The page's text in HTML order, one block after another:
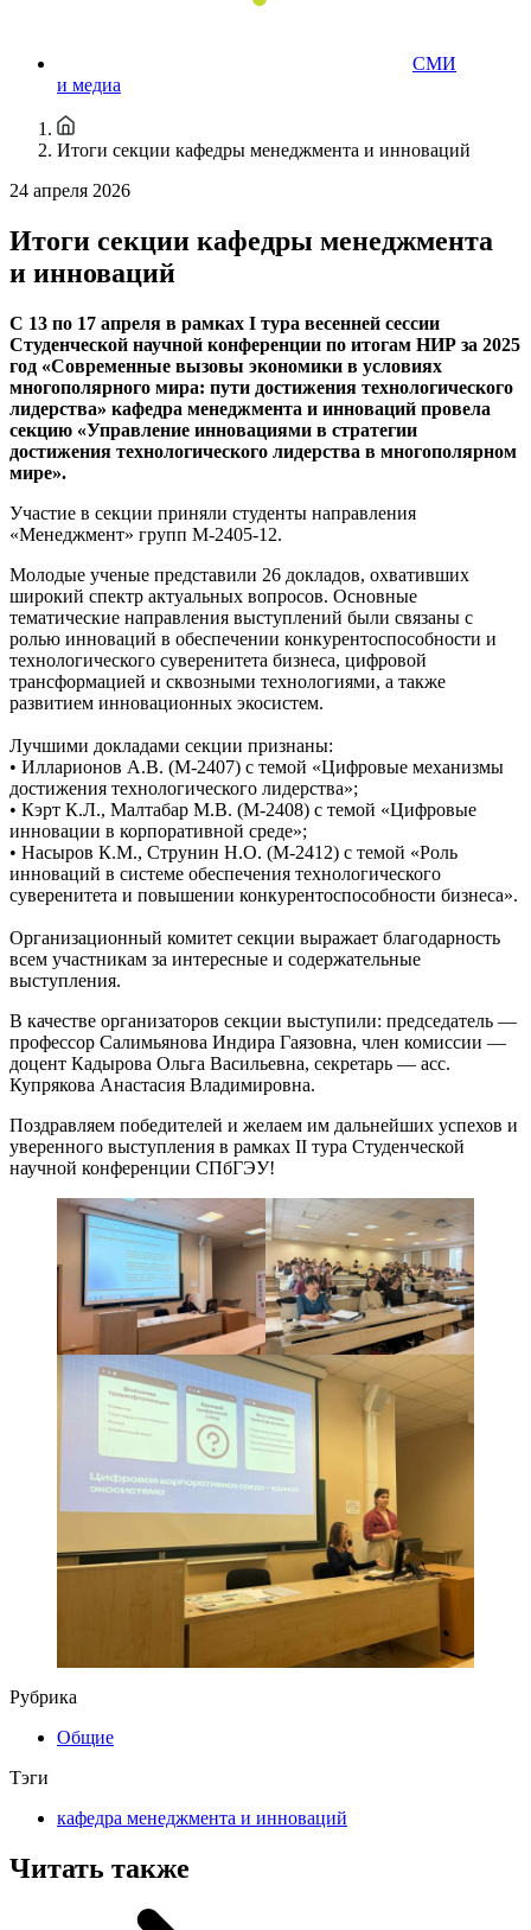
СМИ
и медиа
Итоги секции кафедры менеджмента и инноваций
24 апреля 2026
Итоги секции кафедры менеджмента
и инноваций
С 13 по 17 апреля в рамках I тура весенней сессии
Студенческой научной конференции по итогам НИР за 2025
год «Современные вызовы экономики в условиях
многополярного мира: пути достижения технологического
лидерства» кафедра менеджмента и инноваций провела
секцию «Управление инновациями в стратегии
достижения технологического лидерства в многополярном
мире».
Участие в секции приняли студенты направления
«Менеджмент» групп М-2405-12.
Молодые ученые представили 26 докладов, охвативших
широкий спектр актуальных вопросов. Основные
тематические направления выступлений были связаны с
ролью инноваций в обеспечении конкурентоспособности и
технологического суверенитета бизнеса, цифровой
трансформацией и сквозными технологиями, а также
развитием инновационных экосистем.
Лучшими докладами секции признаны:
• Илларионов А.В. (М-2407) с темой «Цифровые механизмы
достижения технологического лидерства»;
• Кэрт К.Л., Малтабар М.В. (М-2408) с темой «Цифровые
инновации в корпоративной среде»;
• Насыров К.М., Струнин Н.О. (М-2412) с темой «Роль
инноваций в системе обеспечения технологического
суверенитета и повышении конкурентоспособности бизнеса».
Организационный комитет секции выражает благодарность
всем участникам за интересные и содержательные
выступления.
В качестве организаторов секции выступили: председатель —
профессор Салимьянова Индира Гаязовна, член комиссии —
доцент Кадырова Ольга Васильевна, секретарь — асс.
Купрякова Анастасия Владимировна.
Поздравляем победителей и желаем им дальнейших успехов и
уверенного выступления в рамках II тура Студенческой
научной конференции СПбГЭУ!
Рубрика
Общие
Тэги
кафедра менеджмента и инноваций
Читать также